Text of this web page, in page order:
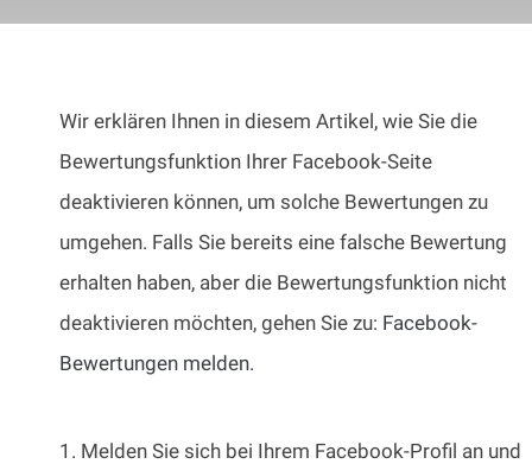
Wir erklären Ihnen in diesem Artikel, wie Sie die
Bewertungsfunktion Ihrer Facebook-Seite
deaktivieren können, um solche Bewertungen zu
umgehen. Falls Sie bereits eine falsche Bewertung
erhalten haben, aber die Bewertungsfunktion nicht
deaktivieren möchten, gehen Sie zu: Facebook-
Bewertungen melden.
1. Melden Sie sich bei Ihrem Facebook-Profil an und